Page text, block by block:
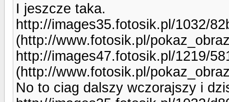
I jeszcze taka.
http://images35.fotosik.pl/1032/
(http://www.fotosik.pl/
http://images47.fotosik.pl/1219/
(http://www.fotosik.pl/
No to ciag dalszy wczorajszy i